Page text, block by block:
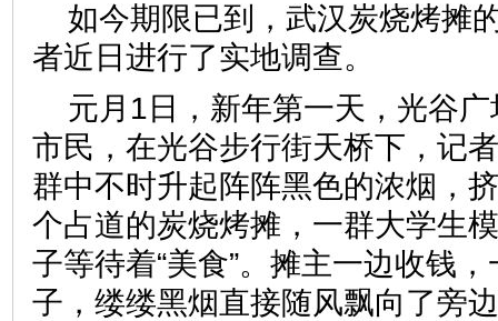
如今期限已到，武汉炭烧烤摊
者近日进行了实地调查。
元月1日，新年第一天，光谷
市民，在光谷步行街天桥下，记
群中不时升起阵阵黑色的浓烟，
个占道的炭烧烤摊，一群大学生
子等待着“美食”。摊主一边收钱
子，缕缕黑烟直接随风飘向了旁